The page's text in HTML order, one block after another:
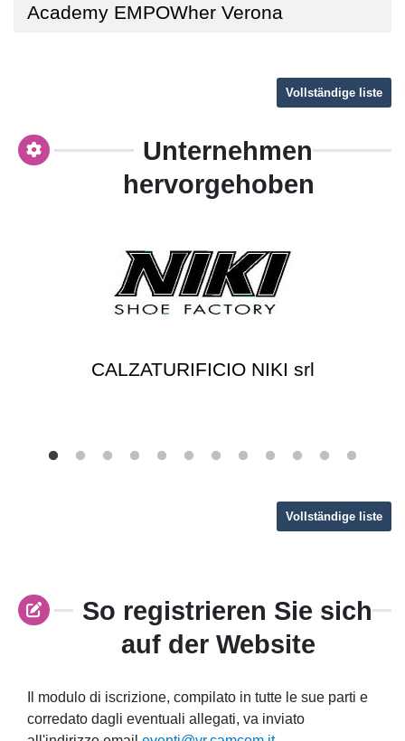
Academy EMPOWher Verona
Vollständige liste
Unternehmen
hervorgehoben
CALZATURIFICIO NIKI srl
Vollständige liste
So registrieren Sie sich
auf der Website
Il modulo di iscrizione, compilato in tutte le sue parti e
corredato dagli eventuali allegati, va inviato